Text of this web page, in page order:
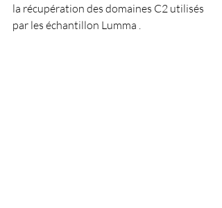
la récupération des domaines C2 utilisés
par les échantillon Lumma .